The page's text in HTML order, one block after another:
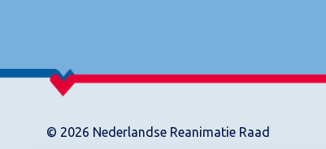
© 2026 Nederlandse Reanimatie Raad